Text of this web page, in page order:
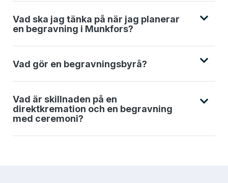
Vad ska jag tänka på när jag planerar
en begravning i Munkfors?
Vad gör en begravningsbyrå?
Vad är skillnaden på en
direktkremation och en begravning
med ceremoni?